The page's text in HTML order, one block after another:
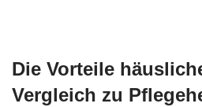
Die Vorteile
Vergleich zu